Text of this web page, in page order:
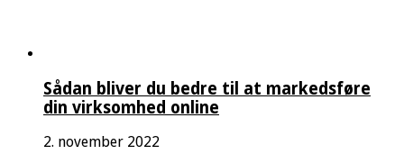
Sådan bliver du bedre til at markedsføre
din virksomhed online
2. november 2022